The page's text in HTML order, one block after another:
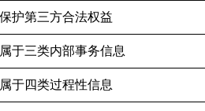
护第三方合法权益
于三类内部事务信息
于四类过程性信息